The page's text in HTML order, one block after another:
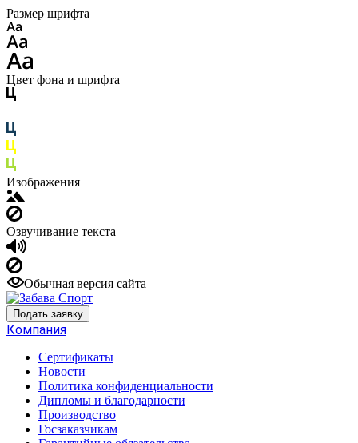
Размер шрифта
Цвет фона и шрифта
Изображения
Озвучивание текста
Обычная версия сайта
Подать заявку
Компания
Сертификаты
Новости
Политика конфиденциальности
Дипломы и благодарности
Производство
Госзаказчикам